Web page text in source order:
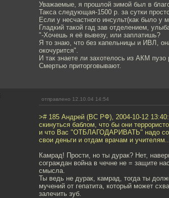
Уважаемые, я прошлой зимой был в
Такса следующая-1500 р. за сутки
Если у несчастного инсульт(как было у
Гладкий такой гад зав отделением,
"-Хочешь я её вывезу, или заплатишь?
Я то знаю, что без капельницы и ИВЛ,
окочурится".
И так знаете ли захотелось из АКМ пузо
Смертью приторговывают.
отправлено 12.10.04 14:54
># 185 Андрей (ВС РФ), 2004-10-12
скинуться баблом, что бы они
и что Вас "ОТБЛАГОДАРИВАТЬ" надо со
свои деньги и отдам врачам и
Камрад! Прости, но ты дурак? Нет,
сограждан война в чечне не = защите
смысла.
Ты ведь не дурак, камрад, тогда ты
мучений от гепатита, который может
залечить зуб.